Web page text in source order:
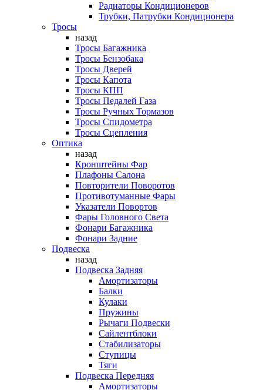
Радиаторы Кондиционеров
Трубки, Патрубки Кондиционера
Тросы
назад
Тросы Багажника
Тросы Бензобака
Тросы Дверей
Тросы Капота
Тросы КПП
Тросы Педалей Газа
Тросы Ручных Тормазов
Тросы Спидометра
Тросы Сцепления
Оптика
назад
Кронштейны Фар
Плафоны Салона
Повторители Поворотов
Противотуманные Фары
Указатели Повортов
Фары Головного Света
Фонари Багажника
Фонари Задние
Подвеска
назад
Подвеска Задняя
Амортизаторы
Балки
Кулаки
Пружины
Рычаги Подвески
Сайлентблоки
Стабилизаторы
Ступицы
Тяги
Подвеска Передняя
Амортизаторы